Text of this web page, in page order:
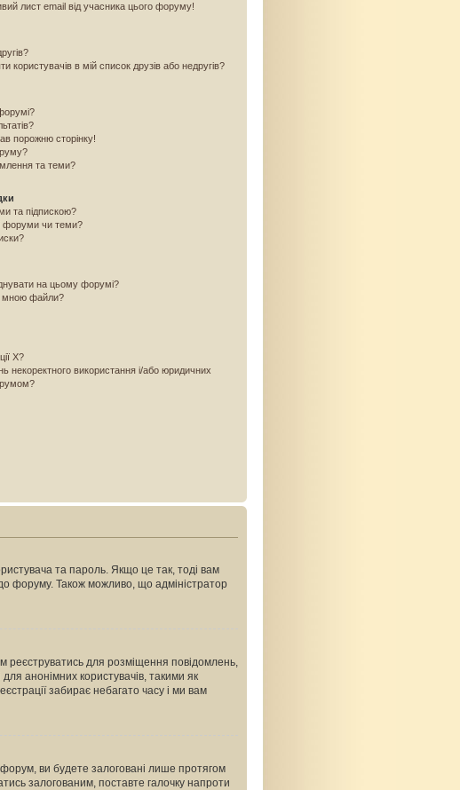
лист email від учасника цього форуму!
користувачів в мій список друзів або недругів?
порожню сторінку!
та теми?
та підпискою?
форуми чи теми?
на цьому форумі?
мною файли?
X?
некоректного використання і/або юридичних
та пароль. Якщо це так, тоді вам
форуму. Також можливо, що адміністратор
реєструватись для розміщення повідомлень,
анонімних користувачів, такими як
забирає небагато часу і ми вам
форум, ви будете залоговані лише протягом
залогованим, поставте галочку напроти